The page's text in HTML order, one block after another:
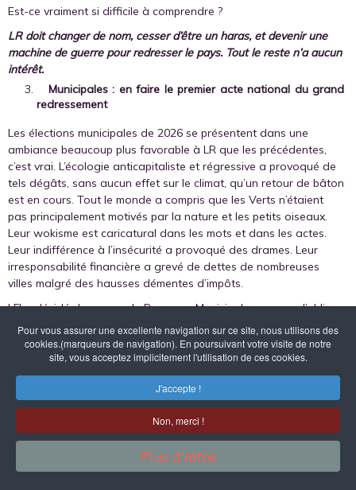
Pour vous assurer une excellente navigation sur ce site, nous utilisons des
cookies.(marqueurs de navigation). En poursuivant votre visite de notre
site, vous acceptez implicitement l'utilisation de ces cookies.
J'accepte !
Non, merci !
Plus d'infos
Est-ce vraiment si difficile à comprendre ?
LR doit changer de nom, cesser d’être un haras, et devenir une
machine de guerre pour redresser le pays. Tout le reste n’a aucun
intérêt.
Municipales : en faire le premier acte national du grand
redressement
Les élections municipales de 2026 se présentent dans une
ambiance beaucoup plus favorable à LR que les précédentes,
c’est vrai. L’écologie anticapitaliste et régressive a provoqué de
tels dégâts, sans aucun effet sur le climat, qu’un retour de bâton
est en cours. Tout le monde a compris que les Verts n’étaient
pas principalement motivés par la nature et les petits oiseaux.
Leur wokisme est caricatural dans les mots et dans les actes.
Leur indifférence à l’insécurité a provoqué des drames. Leur
irresponsabilité financière a grevé de dettes de nombreuses
villes malgré des hausses démentes d’impôts.
LFI a décidé de casser du Rose aux Municipales, en vue d’obliger
le PS à revenir à un Front de gauche pour les élections
présidentielles et législatives à suivre. PS et Verts sont en
tension, comme toujours.
On peut croire qu’il suffira de constater les dégâts pour gagner
facilement et qu’une équipe locale peut s’en occuper quitte à
aller chercher un candidat extérieur notoire comme à Lyon avec
Michel Aulas.
Pour le moment les choix de candidats sont faits mais il n’y a
toujours pas de vision globale ni de campagne nationale. Les